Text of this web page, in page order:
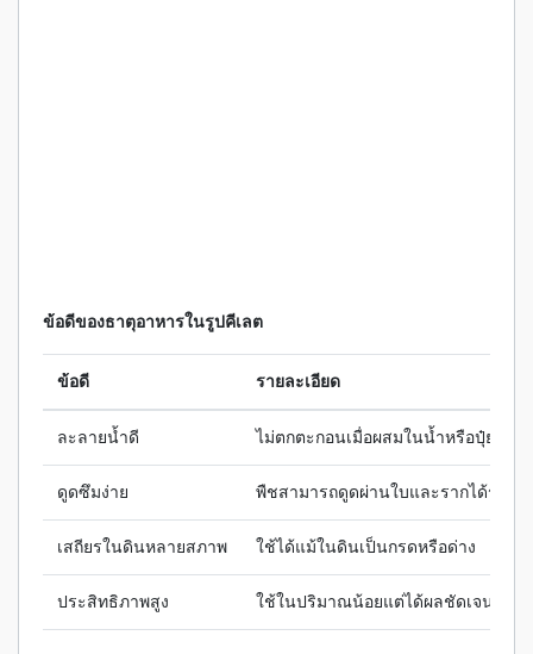
ข้อดีของธาตุอาหารในรูปคีเลต
ข้อดี รายละเอียด
ละลายน้ำดี ไม่ตกตะกอนเมื่อผสมในน้ำหรือปุ๋ยน้ำ
ดูดซึมง่าย พืชสามารถดูดผ่านใบและรากได้รวดเ
เสถียรในดินหลายสภาพ ใช้ได้แม้ในดินเป็นกรดหรือด่าง
ประสิทธิภาพสูง ใช้ในปริมาณน้อยแต่ได้ผลชัดเจน